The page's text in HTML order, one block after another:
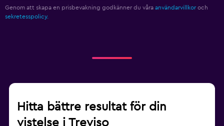
Genom att skapa en prisbevakning godkänner du våra användarvillkor och
sekretesspolicy.
Hitta bättre resultat för din
vistelse i Treviso